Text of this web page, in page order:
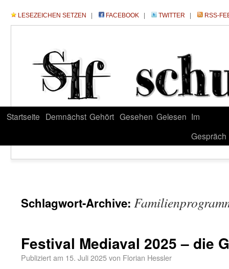
LESEZEICHEN SETZEN FACEBOOK TWITTER RSS-
Startseite Demnächst Gehört Gesehen Gelesen Im
Gespräch
Schlagwort-Archive:
Festival Mediaval 2025 – die
Publiziert am 15. Juli 2025von Florian Hessler